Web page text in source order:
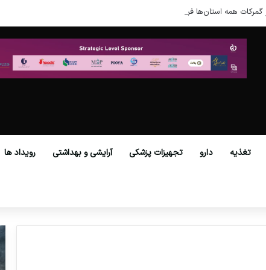
گمرکات همه استان‌ها فراهم شد.
تغذیه دارو تجهیزات پزشکی آرایشی و بهداشتی رویداد ها